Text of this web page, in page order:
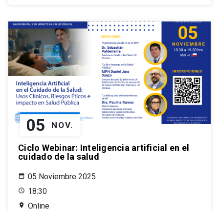
05 NOV.
Ciclo Webinar: Inteligencia artificial en el
cuidado de la salud
05 Noviembre 2025
18:30
Online